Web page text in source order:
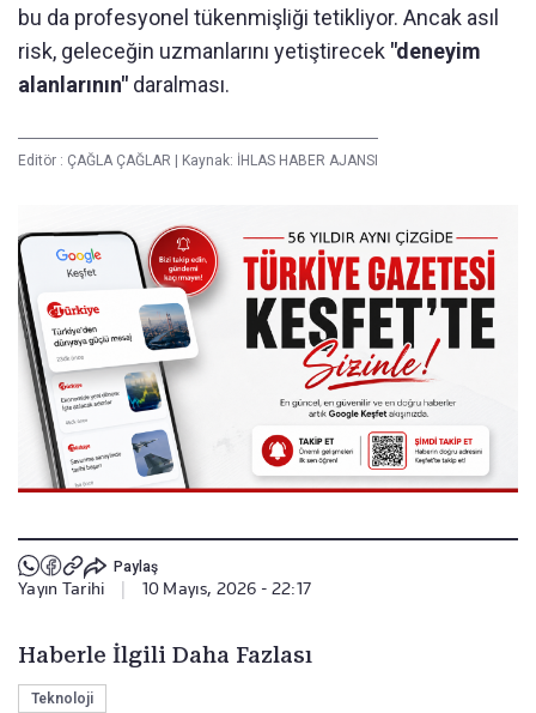
bu da profesyonel tükenmişliği tetikliyor. Ancak asıl
risk, geleceğin uzmanlarını yetiştirecek "deneyim
alanlarının" daralması.
Editör : ÇAĞLA ÇAĞLAR Kaynak: İHLAS HABER AJANSI
Paylaş
Yayın Tarihi 10 Mayıs, 2026 - 22:17
Haberle İlgili Daha Fazlası
Teknoloji